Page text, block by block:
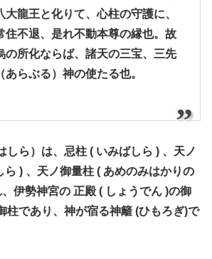
大龍王と化りて、心柱の守護に、
住不退、是れ不動本尊の縁也。故
の所化ならば、諸天の三宝、三先
あらぶる）神の使たる也。
しら）は、忌柱 ( いみばしら ) 、天ノ
ら ) 、天ノ御量柱 ( あめのみはかりの
伊勢神宮の 正殿 ( しょうでん )の御
柱であり、神が宿る神籬 (ひもろぎ)で